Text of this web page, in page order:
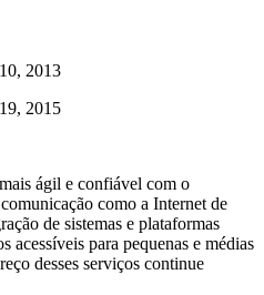
2013
2015
ágil e confiável com o
como a Internet de
de sistemas e plataformas
acessíveis para pequenas e médias
desses serviços continue